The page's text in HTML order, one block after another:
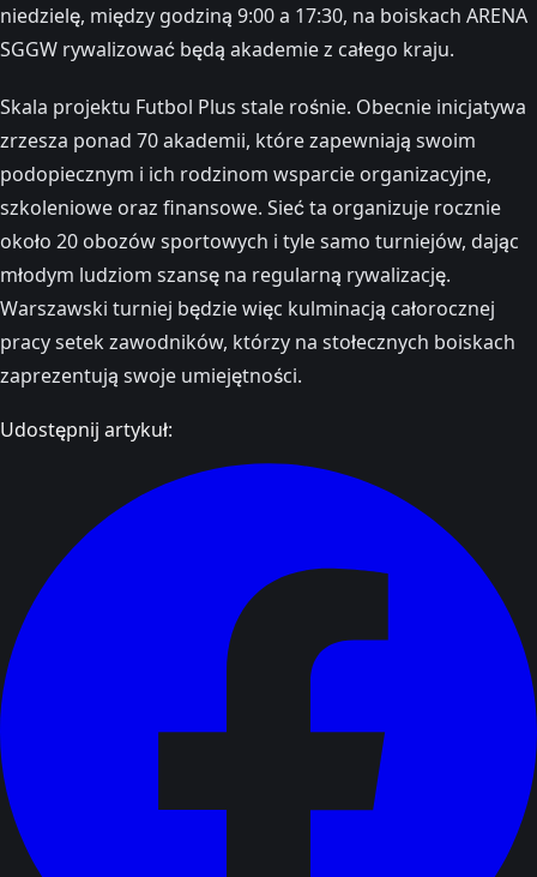
niedzielę, między godziną 9:00 a 17:30, na boiskach ARENA
SGGW rywalizować będą akademie z całego kraju.
Skala projektu Futbol Plus stale rośnie. Obecnie inicjatywa
zrzesza ponad 70 akademii, które zapewniają swoim
podopiecznym i ich rodzinom wsparcie organizacyjne,
szkoleniowe oraz finansowe. Sieć ta organizuje rocznie
około 20 obozów sportowych i tyle samo turniejów, dając
młodym ludziom szansę na regularną rywalizację.
Warszawski turniej będzie więc kulminacją całorocznej
pracy setek zawodników, którzy na stołecznych boiskach
zaprezentują swoje umiejętności.
Udostępnij artykuł: